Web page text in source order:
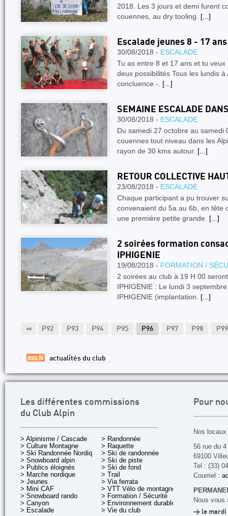
2018. Les 3 jours et demi furent
couennes, au dry tooling. [...]
Escalade jeunes 8 - 17 ans
30/08/2018 - ESCALADE
Tu as entre 8 et 17 ans et tu
deux possibilités Tous les lundis
concluence -. [...]
SEMAINE ESCALADE
30/08/2018 - ESCALADE
Du samedi 27 octobre au
couennes tout niveau dans les
rayon de 30 kms autour. [...]
RETOUR COLLECTIVE
23/08/2018 - ESCALADE
Chaque participant a pu trouver
convenaient du 5a au 6b, en tête
une première petite grande. [...]
2 soirées formation
IPHIGENIE
19/08/2018 - FORMATION /
2 soirées au club à 19 H 00
IPHIGENIE : Le lundi 3
IPHIGENIE (implantation. [...]
<<
P91 P92 P93 P94 P95 P96 P97 P98 P99
actualités du club
Les différentes commissions
du Club Alpin
> Alpinisme / Cascade
> Culture Montagne
> Ski Randonnée Nordique
> Snowboard alpin
> Publics éloignés
> Marche nordique
> Jeunes
> Mini CAF
> Snowboard rando
> Canyon
> Escalade
> Randonnée
> Raquette
> Ski de randonnée
> Ski de piste
> Ski de fond
> Trail
> Via ferrata
> VTT Vélo de montagne
> Formation / Sécurité
> Environnement durable
> Vie du club
Pour
Nos
56 rue du
69100
Tel : (33)
Courriel :
Nous vous
> le mardi